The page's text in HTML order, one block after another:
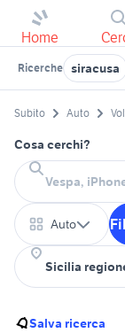
Home
Ricerche siracusa
Subito Auto
Cosa cerchi?
Auto
Salva ricerca